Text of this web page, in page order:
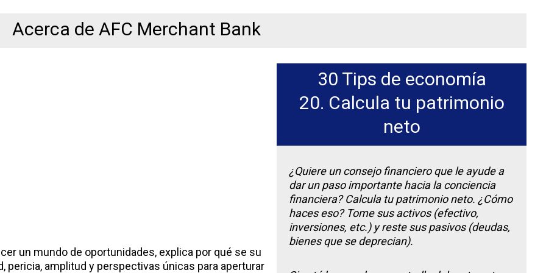
Acerca de AFC Merchant Bank
un mundo de oportunidades, explica por qué se su
pericia, amplitud y perspectivas únicas para aperturar
30 Tips de economía
20. Calcula tu patrimonio
neto
¿Quiere un consejo financiero que le ayude a
dar un paso importante hacia la conciencia
financiera? Calcula tu patrimonio neto. ¿Cómo
haces eso? Tome sus activos (efectivo,
inversiones, etc.) y reste sus pasivos (deudas,
bienes que se deprecian).